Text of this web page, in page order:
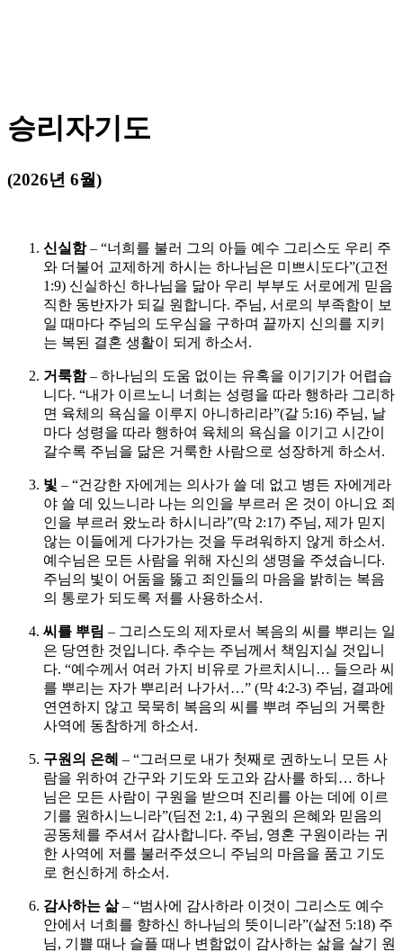
승리자기도
(2026년 6월)
신실함– “너희를 불러 그의 아들 예수 그리스도 우리 주
와 더불어 교제하게 하시는 하나님은 미쁘시도다”(고전
1:9) 신실하신 하나님을 닮아 우리 부부도 서로에게 믿음
직한 동반자가 되길 원합니다. 주님, 서로의 부족함이 보
일 때마다 주님의 도우심을 구하며 끝까지 신의를 지키
는 복된 결혼 생활이 되게 하소서.
거룩함– 하나님의 도움 없이는 유혹을 이기기가 어렵습
니다. “내가 이르노니 너희는 성령을 따라 행하라 그리하
면 육체의 욕심을 이루지 아니하리라”(갈 5:16) 주님, 날
마다 성령을 따라 행하여 육체의 욕심을 이기고 시간이
갈수록 주님을 닮은 거룩한 사람으로 성장하게 하소서.
빛 – “건강한 자에게는 의사가 쓸 데 없고 병든 자에게라
야 쓸 데 있느니라 나는 의인을 부르러 온 것이 아니요 죄
인을 부르러 왔노라 하시니라”(막 2:17) 주님, 제가 믿지
않는 이들에게 다가가는 것을 두려워하지 않게 하소서.
예수님은 모든 사람을 위해 자신의 생명을 주셨습니다.
주님의 빛이 어둠을 뚫고 죄인들의 마음을 밝히는 복음
의 통로가 되도록 저를 사용하소서.
씨를 뿌림 – 그리스도의 제자로서 복음의 씨를 뿌리는 일
은 당연한 것입니다. 추수는 주님께서 책임지실 것입니
다. “예수께서 여러 가지 비유로 가르치시니… 들으라 씨
를 뿌리는 자가 뿌리러 나가서…” (막 4:2-3) 주님, 결과에
연연하지 않고 묵묵히 복음의 씨를 뿌려 주님의 거룩한
사역에 동참하게 하소서.
구원의 은혜 – “그러므로 내가 첫째로 권하노니 모든 사
람을 위하여 간구와 기도와 도고와 감사를 하되… 하나
님은 모든 사람이 구원을 받으며 진리를 아는 데에 이르
기를 원하시느니라”(딤전 2:1, 4) 구원의 은혜와 믿음의
공동체를 주셔서 감사합니다. 주님, 영혼 구원이라는 귀
한 사역에 저를 불러주셨으니 주님의 마음을 품고 기도
로 헌신하게 하소서.
감사하는 삶– “범사에 감사하라 이것이 그리스도 예수
안에서 너희를 향하신 하나님의 뜻이니라”(살전 5:18) 주
님, 기쁠 때나 슬플 때나 변함없이 감사하는 삶을 살기 원